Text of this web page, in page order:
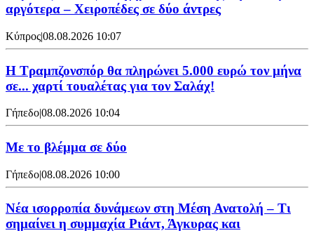
αργότερα – Χειροπέδες σε δύο άντρες
Κύπρος|08.08.2026 10:07
Η Τραμπζονσπόρ θα πληρώνει 5.000 ευρώ τον μήνα
σε... χαρτί τουαλέτας για τον Σαλάχ!
Γήπεδο|08.08.2026 10:04
Με το βλέμμα σε δύο
Γήπεδο|08.08.2026 10:00
Νέα ισορροπία δυνάμεων στη Μέση Ανατολή – Τι
σημαίνει η συμμαχία Ριάντ, Άγκυρας και